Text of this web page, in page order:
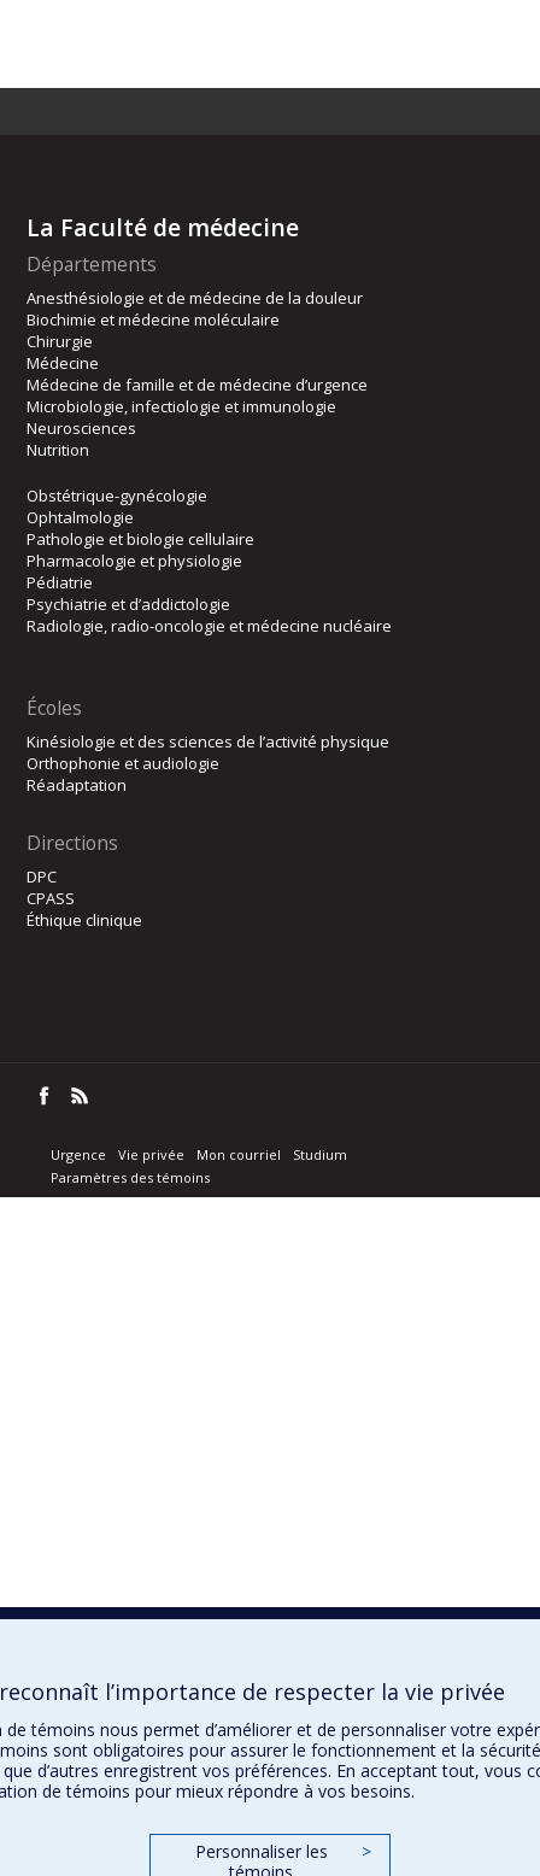
La Faculté de médecine
Départements
Anesthésiologie et de médecine de la douleur
Biochimie et médecine moléculaire
Chirurgie
Médecine
Médecine de famille et de médecine d’urgence
Microbiologie, infectiologie et immunologie
Neurosciences
Nutrition
Obstétrique-gynécologie
Ophtalmologie
Pathologie et biologie cellulaire
Pharmacologie et physiologie
Pédiatrie
Psychiatrie et d’addictologie
Radiologie, radio-oncologie et médecine nucléaire
Écoles
Kinésiologie et des sciences de l’activité physique
Orthophonie et audiologie
Réadaptation
Directions
DPC
CPASS
Éthique clinique
Urgence Vie privée Mon courriel
Studium
Paramètres des témoins
reconnaît l’importance de respecter la vie privée
de témoins nous permet d’améliorer et de personnaliser votre
sont obligatoires pour assurer le fonctionnement et la
d’autres enregistrent vos préférences. En acceptant tout, vous
de témoins pour mieux répondre à vos besoins.
Personnaliser les
>